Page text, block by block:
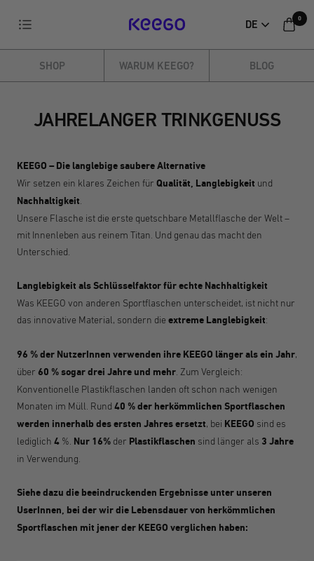
Navigation KEEGO DE
0
SHOP WARUM KEEGO? BLOG
JAHRELANGER TRINKGENUSS
KEEGO – Die langlebige saubere Alternative
Wir setzen ein klares Zeichen für Qualität, Langlebigkeit und
Nachhaltigkeit
Unsere Flasche ist die erste quetschbare Metallflasche der Welt –
mit Innenleben aus reinem Titan. Und genau das macht den
Unterschied.
Langlebigkeit als Schlüsselfaktor für echte Nachhaltigkeit
Was KEEGO von anderen Sportflaschen unterscheidet, ist nicht nur
das innovative Material, sondern die extreme Langlebigkeit:
96 % der NutzerInnen verwenden ihre KEEGO länger als ein Jahr,
über 60 % sogar drei Jahre und mehr . Zum Vergleich:
Konventionelle Plastikflaschen landen oft schon nach wenigen
Monaten im Müll. Rund 40 % der herkömmlichen Sportflaschen
werden innerhalb des ersten Jahres ersetzt, bei KEEGO sind es
lediglich 4 %. Nur 16% der Plastikflaschen sind länger als 3 Jahre
in Verwendung.
Siehe dazu die beeindruckenden Ergebnisse unter unseren
UserInnen, bei der wir die Lebensdauer von herkömmlichen
Sportflaschen mit jener der KEEGO verglichen haben: